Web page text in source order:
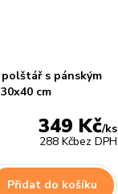
s pánským
cm
349 Kč/ks
288 Kčbez DPH
Přidat do košíku